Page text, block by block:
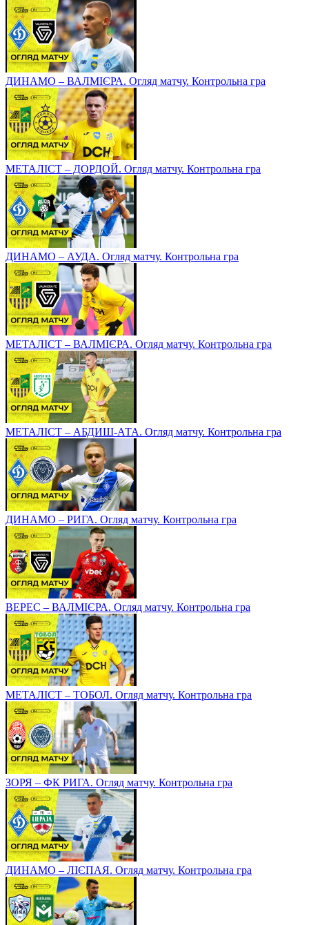
ДИНАМО – ВАЛМІЄРА. Огляд матчу. Контрольна гра
МЕТАЛІСТ – ДОРДОЙ. Огляд матчу. Контрольна гра
ДИНАМО – АУДА. Огляд матчу. Контрольна гра
МЕТАЛІСТ – ВАЛМІЄРА. Огляд матчу. Контрольна гра
МЕТАЛІСТ – АБДИШ-АТА. Огляд матчу. Контрольна гра
ДИНАМО – РИГА. Огляд матчу. Контрольна гра
ВЕРЕС – ВАЛМІЄРА. Огляд матчу. Контрольна гра
МЕТАЛІСТ – ТОБОЛ. Огляд матчу. Контрольна гра
ЗОРЯ – ФК РИГА. Огляд матчу. Контрольна гра
ДИНАМО – ЛІЄПАЯ. Огляд матчу. Контрольна гра